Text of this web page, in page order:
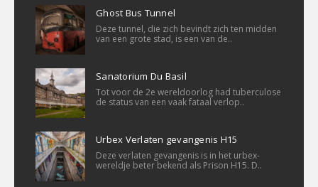
Ghost Bus Tunnel
Deze tunnel, die zich bevindt zich ten midden
van een grote stad, is een van de..
Sanatorium Du Basil
Tot voor de 2e wereldoorlog had tuberculose
de status van een vaak fataal verlop..
Urbex Verlaten gevangenis H15
Deze verlaten gevangenis is in het urbex-
wereldje beter bekend als Prison H15. D..